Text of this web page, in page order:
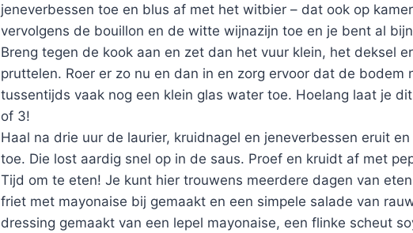
jeneverbessen toe en blus af met het witbier – dat ook op
vervolgens de bouillon en de witte wijnazijn toe en je bent al
Breng tegen de kook aan en zet dan het vuur klein, het deksel
pruttelen. Roer er zo nu en dan in en zorg ervoor dat de bodem
tussentijds vaak nog een klein glas water toe. Hoelang laat je
of 3!
Haal na drie uur de laurier, kruidnagel en jeneverbessen eruit
toe. Die lost aardig snel op in de saus. Proef en kruidt af met
Tijd om te eten! Je kunt hier trouwens meerdere dagen van
friet met mayonaise bij gemaakt en een simpele salade van
dressing gemaakt van een lepel mayonaise, een flinke scheut